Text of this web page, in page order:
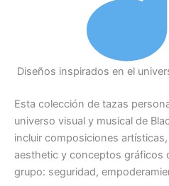
Diseños inspirados en el
Esta colección de tazas
universo visual y musical de
incluir composiciones
aesthetic y conceptos gráficos
grupo: seguridad,